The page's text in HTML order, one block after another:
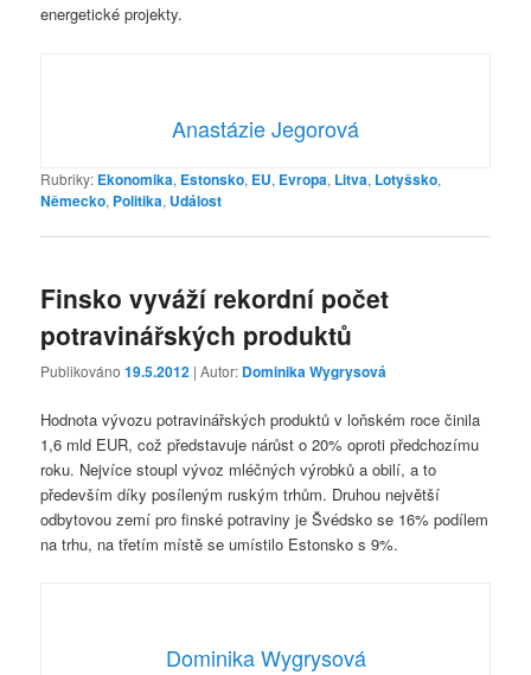
energetické projekty.
Anastázie Jegorová
Rubriky: Ekonomika, Estonsko, EU, Evropa, Litva, Lotyšsko,
Německo, Politika, Událost
Finsko vyváží rekordní počet
potravinářských produktů
Publikováno19.5.2012 | Autor: Dominika Wygrysová
Hodnota vývozu potravinářských produktů v loňském roce činila
1,6 mld EUR, což představuje nárůst o 20% oproti předchozímu
roku. Nejvíce stoupl vývoz mléčných výrobků a obilí, a to
především díky posíleným ruským trhům. Druhou největší
odbytovou zemí pro finské potraviny je Švédsko se 16% podílem
na trhu, na třetím místě se umístilo Estonsko s 9%.
Dominika Wygrysová